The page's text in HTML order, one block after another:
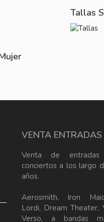
Tallas
VENTA ENTRADAS
Venta de
conciertos a los largo
años.
Aerosmith, Iron
Lordi, Dream Theater,
Verso, a bandas